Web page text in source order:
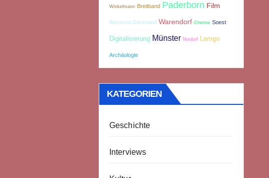
Winkelmann Breitband Paderborn Film
Borussia Dortmund Warendorf Chemie Soest
Digitalisierung Münster Nixdorf Lemgo
Archäologie
KATEGORIEN
Geschichte
Interviews